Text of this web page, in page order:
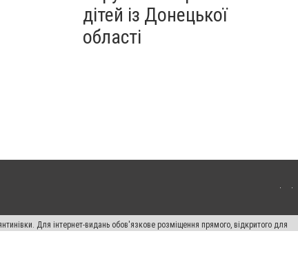
дітей із Донецької
області
Для інтернет-видань обов'язкове розміщення прямого, відкритого для